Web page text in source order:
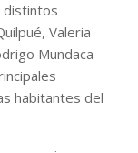
distintos
Valeria
Mundaca
habitantes del